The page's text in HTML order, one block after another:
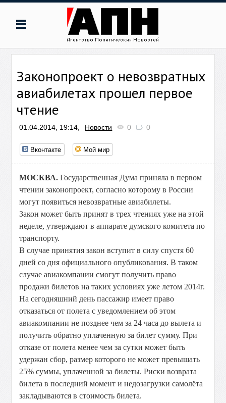
Законопроект о невозвратных
авиабилетах прошел первое
чтение
01.04.2014, 19:14, Новости 0 0
Вконтакте Мой мир
МОСКВА. Государственная Дума приняла в первом
чтении законопроект, согласно которому в России
могут появиться невозвратные авиабилеты.
Закон может быть принят в трех чтениях уже на этой
неделе, утверждают в аппарате думского комитета по
транспорту.
В случае принятия закон вступит в силу спустя 60
дней со дня официального опубликования. В таком
случае авиакомпании смогут получить право
продажи билетов на таких условиях уже летом 2014г.
На сегодняшний день пассажир имеет право
отказаться от полета с уведомлением об этом
авиакомпании не позднее чем за 24 часа до вылета и
получить обратно уплаченную за билет сумму. При
отказе от полета менее чем за сутки может быть
удержан сбор, размер которого не может превышать
25% суммы, уплаченной за билеты. Риски возврата
билета в последний момент и недозагрузки самолёта
закладываются в стоимость билета.